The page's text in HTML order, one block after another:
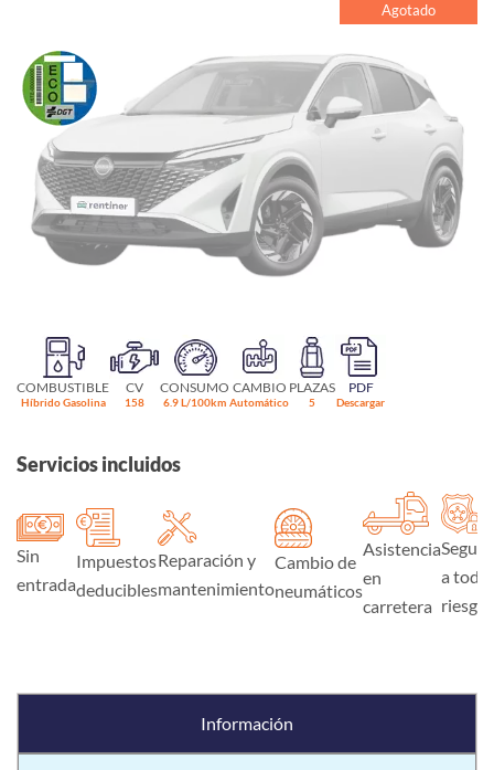
Agotado
COMBUSTIBLE
Híbrido Gasolina
CV
158
CONSUMO
6.9 L/100km
CAMBIO
Automático
PLAZAS
5
PDF
Descargar
Servicios incluidos
Sin
entrada
Impuestos
deducibles
Reparación y
mantenimiento
Cambio de
neumáticos
Asistencia
en
carretera
Seguro
a todo
riesgo
Información